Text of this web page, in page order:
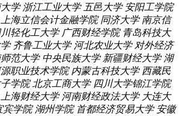
学 浙江工业大学 五邑大学 安阳工学院
上海立信会计金融学院 同济大学 南京信
轻化工大学 广西财经学院 青岛科技大
齐鲁工业大学 河北农业大学 对外经济
范大学 中央民族大学 新疆财经大学 湖
职业技术学院 内蒙古科技大学 西藏民
学院 北京工商大学 四川大学锦江学院
上海财经大学 河南财经政法大学 大连大
宾学院 湖州学院 首都经济贸易大学 安徽